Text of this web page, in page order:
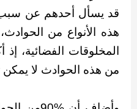
قد يسأل أحدهم عن سبب
هذه الأنواع من
من هذه الحوادث لا